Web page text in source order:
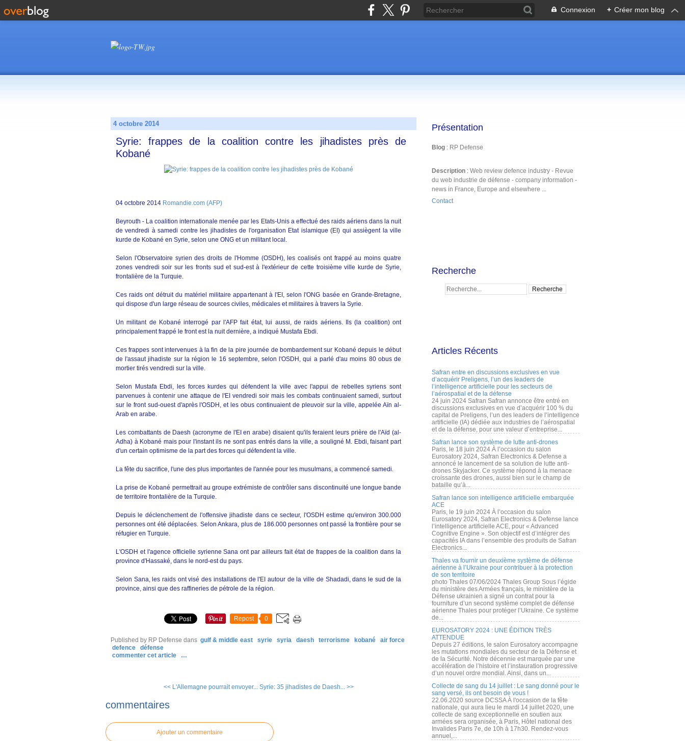
Connexion + Créer mon blog
4 octobre 2014
Syrie: frappes de la coalition contre les jihadistes près de
Kobané
04 octobre 2014 Romandie.com (AFP)
Beyrouth - La coalition internationale menée par les Etats-Unis a effectué des raids aériens dans la nuit
de vendredi à samedi contre les jihadistes de l'organisation Etat islamique (EI) qui assiègent la ville
kurde de Kobané en Syrie, selon une ONG et un militant local.
Selon l'Observatoire syrien des droits de l'Homme (OSDH), les coalisés ont frappé au moins quatre
zones vendredi soir sur les fronts sud et sud-est à l'extérieur de cette troisième ville kurde de Syrie,
frontalière de la Turquie.
Ces raids ont détruit du matériel militaire appartenant à l'EI, selon l'ONG basée en Grande-Bretagne,
qui dispose d'un large réseau de sources civiles, médicales et militaires à travers la Syrie.
Un militant de Kobané interrogé par l'AFP fait état, lui aussi, de raids aériens. Ils (la coalition) ont
principalement frappé le front est la nuit dernière, a indiqué Mustafa Ebdi.
Ces frappes sont intervenues à la fin de la pire journée de bombardement sur Kobané depuis le début
de l'assaut jihadiste sur la région le 16 septembre, selon l'OSDH, qui a parlé d'au moins 80 obus de
mortier tirés vendredi sur la ville.
Selon Mustafa Ebdi, les forces kurdes qui défendent la ville avec l'appui de rebelles syriens sont
parvenues à contenir une attaque de l'EI vendredi soir mais les combats continuaient samedi, surtout
sur le front sud-ouest d'après l'OSDH, et les obus continuaient de pleuvoir sur la ville, appelée Aïn al-
Arab en arabe.
Les combattants de Daesh (acronyme de l'EI en arabe) disaient qu'ils feraient leurs prière de l'Aïd (al-
Adha) à Kobané mais pour l'instant ils ne sont pas entrés dans la ville, a souligné M. Ebdi, faisant part
d'un certain optimisme de la part des forces qui défendent la ville.
La fête du sacrifice, l'une des plus importantes de l'année pour les musulmans, a commencé samedi.
La prise de Kobané permettrait au groupe extrémiste de contrôler sans discontinuité une longue bande
de territoire frontalière de la Turquie.
Depuis le déclenchement de l'offensive jihadiste dans ce secteur, l'OSDH estime qu'environ 300.000
personnes ont été déplacées. Selon Ankara, plus de 186.000 personnes ont passé la frontière pour se
réfugier en Turquie.
L'OSDH et l'agence officielle syrienne Sana ont par ailleurs fait état de frappes de la coalition dans la
province d'Hassaké, dans le nord-est du pays.
Selon Sana, les raids ont visé des installations de l'EI autour de la ville de Shadadi, dans le sud de la
province, ainsi que des raffineries de pétrole de la région.
Repost 0
Published by RP Defense dans gulf & middle east syrie syria daesh terrorisme kobané
air force
defence
défense
commenter cet article
…
<< L'Allemagne pourrait envoyer... Syrie: 35 jihadistes de Daesh... >>
commentaires
Ajouter un commentaire
Présentation
Blog : RP Defense
Description : Web review defence industry - Revue
du web industrie de défense - company information -
news in France, Europe and elsewhere ...
Contact
Recherche
Articles Récents
Safran entre en discussions exclusives en vue
d’acquérir Preligens, l’un des leaders de
l’intelligence artificielle pour les secteurs de
l’aérospatial et de la défense
24 juin 2024 Safran Safran annonce être entré en
discussions exclusives en vue d’acquérir 100 % du
capital de Preligens, l’un des leaders de l’intelligence
artificielle (IA) dédiée aux industries de l’aérospatial
et de la défense, pour une valeur d’entreprise...
Safran lance son système de lutte anti-drones
Paris, le 18 juin 2024 À l’occasion du salon
Eurosatory 2024, Safran Electronics & Defense a
annoncé le lancement de sa solution de lutte anti-
drones Skyjacker. Ce système répond à la menace
croissante des drones, aussi bien sur le champ de
bataille qu’à...
Safran lance son intelligence artificielle embarquée
ACE
Paris, le 19 juin 2024 À l’occasion du salon
Eurosatory 2024, Safran Electronics & Defense lance
l’intelligence artificielle ACE, pour « Advanced
Cognitive Engine ». Son objectif est d’intégrer des
capacités IA dans l’ensemble des produits de Safran
Electronics...
Thales va fournir un deuxième système de défense
aérienne à l’Ukraine pour contribuer à la protection
de son territoire
photo Thales 07/06/2024 Thales Group Sous l’égide
du ministère des Armées français, le ministère de la
Défense ukrainien a signé un contrat pour la
fourniture d’un second système complet de défense
aérienne Thales pour protéger l’Ukraine. Ce système
de...
EUROSATORY 2024 : UNE ÉDITION TRÈS
ATTENDUE
Depuis 27 éditions, le salon Eurosatory accompagne
les mutations mondiales du secteur de la Défense et
de la Sécurité. Notre décennie est marquée par une
accélération de l’histoire et l’instauration progressive
d’un nouvel ordre mondial. Ainsi, dans un...
Collecte de sang du 14 juillet : Le sang donné pour le
sang versé, ils ont besoin de vous !
22.06.2020 source DCSSA À l'occasion de la fête
nationale, qui aura lieu le mardi 14 juillet 2020, une
collecte de sang exceptionnelle en soutien aux
armées sera organisée, à Paris, Hôtel national des
Invalides Paris 7e, de 10h à 17h30. Rendez-vous
annuel,...